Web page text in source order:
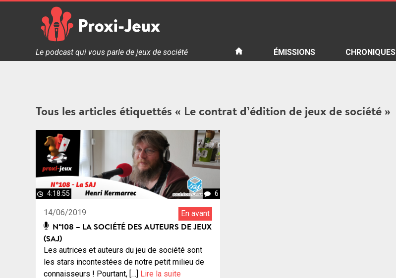
Proxi Jeux - Le podcast qui vous parle de jeux de société
Le podcast qui vous parle de jeux de société ÉMISSIONS CHRONIQUES
Tous les articles étiquettés « Le contrat d’édition de jeux de société »
4:18:55 6
14/06/2019 En avant
N°108 – LA SOCIÉTÉ DES AUTEURS DE JEUX
(SAJ)
Les autrices et auteurs du jeu de société sont
les stars incontestées de notre petit milieu de
connaisseurs ! Pourtant, […]
Lire la suite